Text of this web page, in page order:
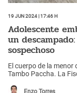
19 Jun 2024 | 17:46 h
Adolescente
un
sospechoso
El cuerpo de la
Tambo Paccha. La
Enzo Torres